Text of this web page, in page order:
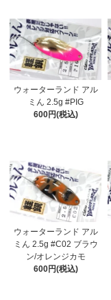
ウォーターランド アル
ミん 2.5g #PIG
600円(税込)
ウォーターランド アル
ミん 2.5g #C02 ブラウ
ン/オレンジカモ
600円(税込)